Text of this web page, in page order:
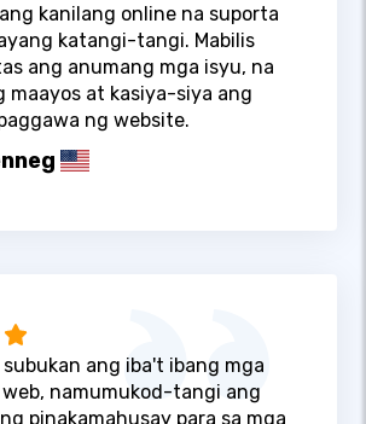
kanilang online na suporta
katangi-tangi. Mabilis
ang anumang mga isyu, na
maayos at kasiya-siya ang
ng website.
ang iba't ibang mga
namumukod-tangi ang
pinakamahusay para sa mga